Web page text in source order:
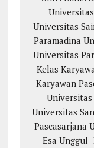
Universitas
Paramadina
Universitas
Kelas
Karyawan
Universitas
Universitas
Pascasarjana
Esa